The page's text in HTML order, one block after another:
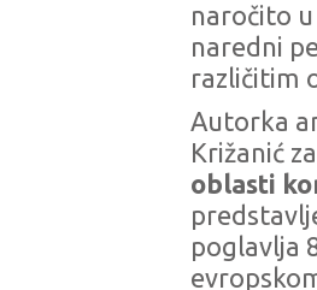
naročito
naredni
različitim
Autorka
Križanić
oblasti
poglavlja